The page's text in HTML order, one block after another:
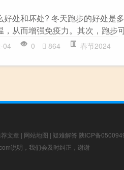
好处和坏处? 冬天跑步的好处是
，从而增强免疫力。其次，跑步
04 0 864 春节2024
文章 | 网站地图 | 疑难解答 陕ICP备
说明，我们会及时纠正，谢谢